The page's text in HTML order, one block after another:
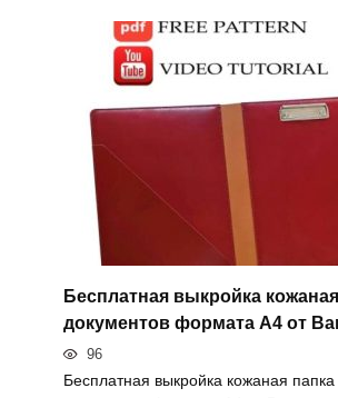
Бесплатная выкройка
документов формата А4 от
96
Бесплатная выкройка кожаная папка